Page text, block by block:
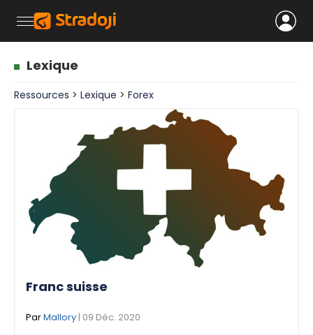
Lexique
Ressources > Lexique > Forex
Franc suisse
ParMallory | 09 Déc. 2020